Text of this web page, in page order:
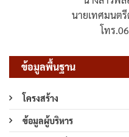
นายเทศมนต
โทร
ข้อมูลพื้นฐาน
โครงสร้าง
ข้อมูลผู้บริหาร